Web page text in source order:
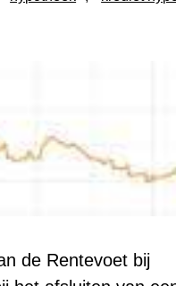
de Rentevoet bij